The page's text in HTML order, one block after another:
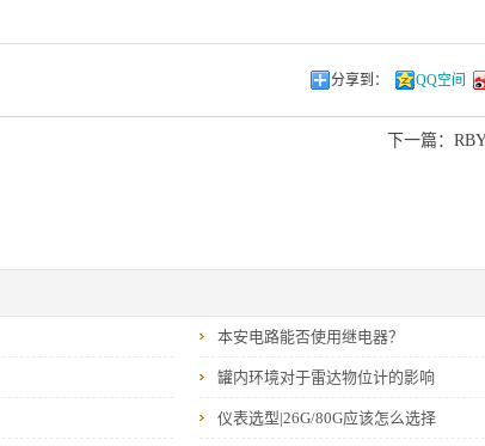
分享到： QQ空间
下一篇：
本安电路能否使用继电器？
罐内环境对于雷达物位计的影响
仪表选型|26G/80G应该怎么选择